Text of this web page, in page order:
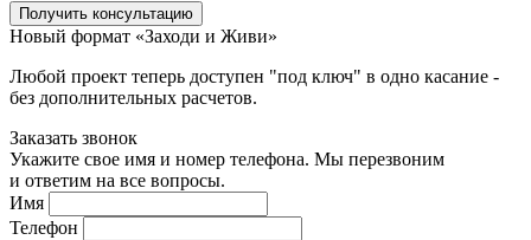
Получить консультацию
Новый формат «Заходи и Живи»
Любой проект теперь доступен "под ключ" в одно касание -
без дополнительных расчетов.
Заказать звонок
Укажите свое имя и номер телефона. Мы перезвоним
и ответим на все вопросы.
Имя
Телефон